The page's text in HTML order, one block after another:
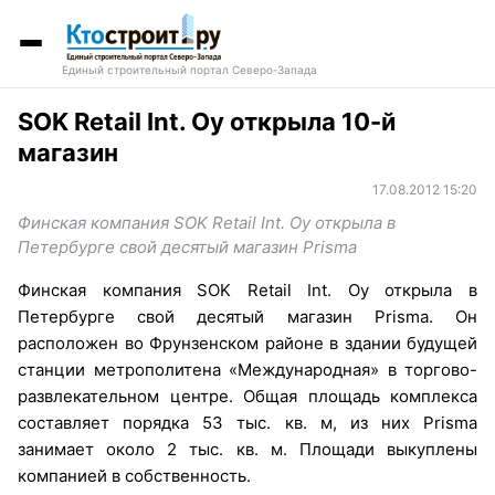
Единый строительный портал Северо-Запада
SOK Retail Int. Oy открыла 10-й
магазин
17.08.2012 15:20
Финская компания SOK Retail Int. Oy открыла в
Петербурге свой десятый магазин Prisma
Финская компания SOK Retail Int. Oy открыла в
Петербурге свой десятый магазин Prisma. Он
расположен во Фрунзенском районе в здании будущей
станции метрополитена «Международная» в торгово-
развлекательном центре. Общая площадь комплекса
составляет порядка 53 тыс. кв. м, из них Prisma
занимает около 2 тыс. кв. м. Площади выкуплены
компанией в собственность.